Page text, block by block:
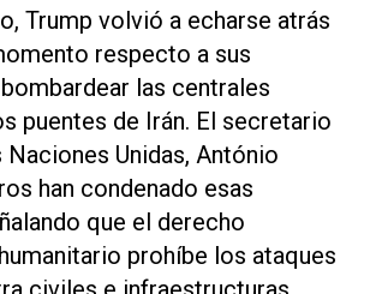
Trump volvió a echarse atrás
respecto a sus
las centrales
puentes de ​Irán. El secretario
Naciones Unidas, António
han condenado esas
que el ‌derecho
prohíbe los ataques